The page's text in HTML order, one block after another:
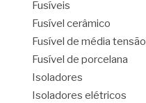
Fusíveis
Fusível cerâmico
Fusível de média tensão
Fusível de porcelana
Isoladores
Isoladores elétricos